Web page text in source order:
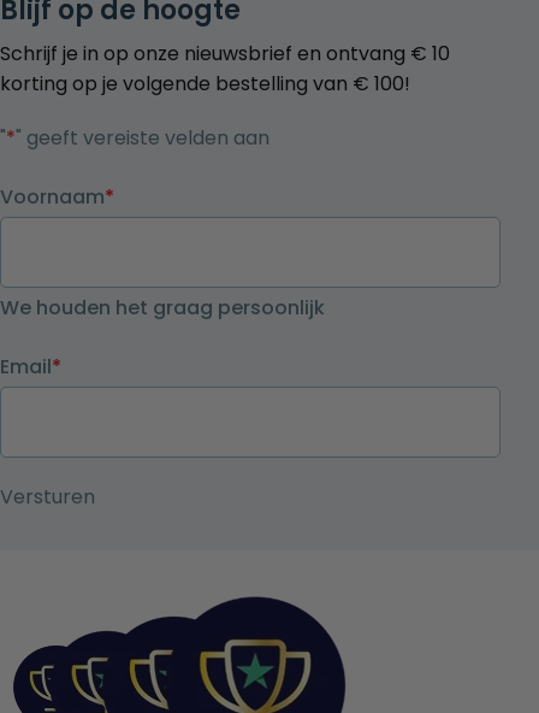
Blijf op de hoogte
Schrijf je in op onze nieuwsbrief en ontvang € 10
korting op je volgende bestelling van € 100!
"*" geeft vereiste velden aan
Voornaam*
We houden het graag persoonlijk
Email*